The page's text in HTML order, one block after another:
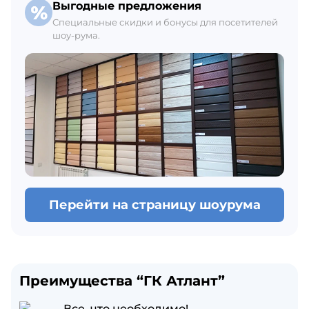
Выгодные предложения
Специальные скидки и бонусы для посетителей
шоу-рума.
Перейти на страницу шоурума
Преимущества “ГК Атлант”